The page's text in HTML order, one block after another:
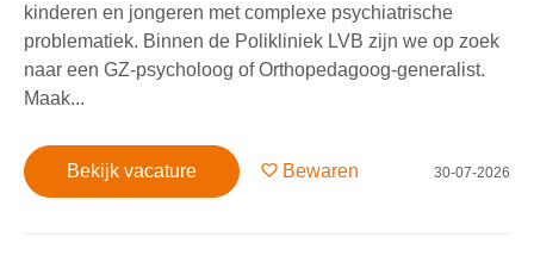
kinderen en jongeren met complexe psychiatrische
problematiek. Binnen de Polikliniek LVB zijn we op zoek
naar een GZ-psycholoog of Orthopedagoog-generalist.
Maak...
Bekijk vacature Bewaren 30-07-2026